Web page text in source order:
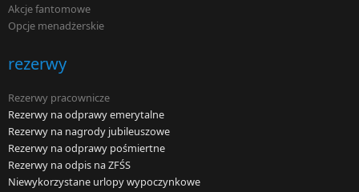
Akcje fantomowe
Opcje menadżerskie
rezerwy
Rezerwy pracownicze
Rezerwy na odprawy emerytalne
Rezerwy na nagrody jubileuszowe
Rezerwy na odprawy pośmiertne
Rezerwy na odpis na ZFŚS
Niewykorzystane urlopy wypoczynkowe